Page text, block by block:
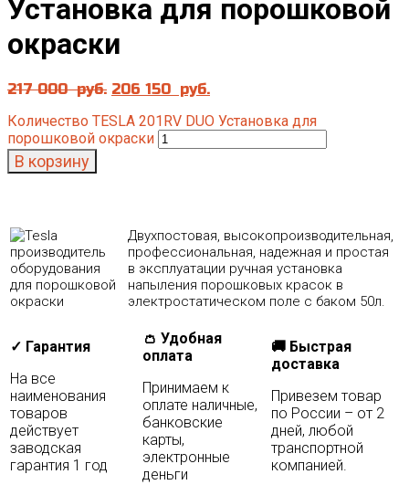
Установка для порошковой
окраски
217 000руб. 206 150 руб.
Количество TESLA 201RV DUO Установка для
порошковой окраски
В корзину
Двухпостовая, высокопроизводительная,
профессиональная, надежная и простая
в эксплуатации ручная установка
напыления порошковых красок в
электростатическом поле с баком 50л.
✓ Гарантия
На все
наименования
товаров
действует
заводская
гарантия 1 год
👛 Удобная
оплата
Принимаем к
оплате наличные,
банковские
карты,
электронные
деньги
🚚 Быстрая
доставка
Привезем товар
по России – от 2
дней, любой
транспортной
компанией.